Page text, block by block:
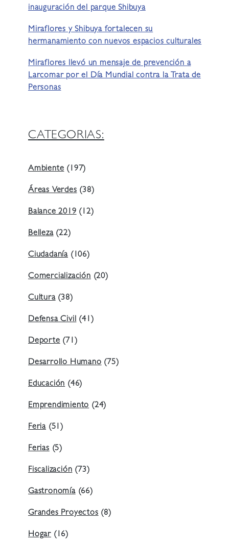
inauguración del parque Shibuya
Miraflores y Shibuya fortalecen su
hermanamiento con nuevos espacios culturales
Miraflores llevó un mensaje de prevención a
Larcomar por el Día Mundial contra la Trata de
Personas
CATEGORIAS:
Ambiente (197)
Áreas Verdes (38)
Balance 2019 (12)
Belleza(22)
Ciudadanía (106)
Comercialización (20)
Cultura(38)
Defensa Civil (41)
Deporte (71)
Desarrollo Humano (75)
Educación (46)
Emprendimiento (24)
Feria (51)
Ferias (5)
Fiscalización (73)
Gastronomía(66)
Grandes Proyectos (8)
Hogar (16)